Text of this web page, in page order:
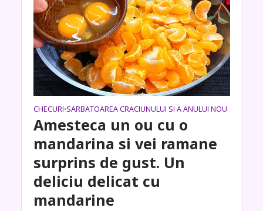
CHECURI•SARBATOAREA CRACIUNULUI SI A ANULUI NOU
Amesteca un ou cu o
mandarina si vei ramane
surprins de gust. Un
deliciu delicat cu
mandarine